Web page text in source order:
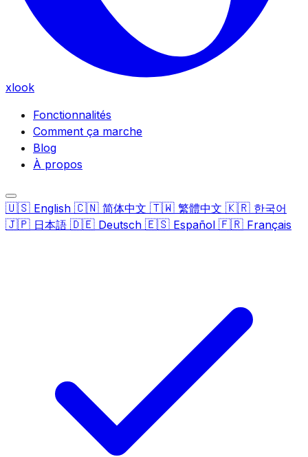
xlook
Fonctionnalités
Comment ça marche
Blog
À propos
🇺🇸 English 🇨🇳 简体中文 🇹🇼 繁體中文 🇰🇷 한국어
🇯🇵 日本語 🇩🇪 Deutsch 🇪🇸 Español 🇫🇷 Français